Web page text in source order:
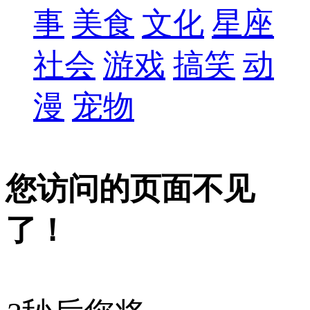
事 美食 文化 星座
社会 游戏 搞笑 动
漫 宠物
您访问的页面不见
了！